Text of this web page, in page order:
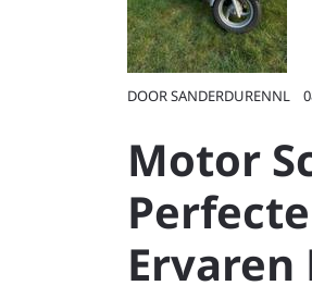
DOORSANDERDURENNL
Motor
Ervaren